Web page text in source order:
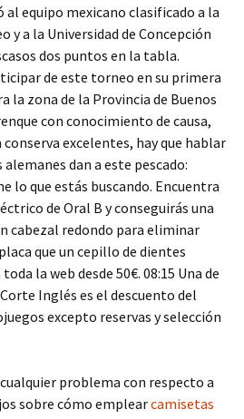
al equipo mexicano clasificado a la
y a la Universidad de Concepción
dos puntos en la tabla.
de este torneo en su primera
la zona de la Provincia de Buenos
con conocimiento de causa,
conserva excelentes, hay que hablar
dan a este pescado:
lo que estás buscando. Encuentra
de Oral B y conseguirás una
cabezal redondo para eliminar
que un cepillo de dientes
la web desde 50€. 08:15 Una de
Inglés es el descuento del
excepto reservas y selección
problema con respecto a
sobre cómo emplearcamisetas